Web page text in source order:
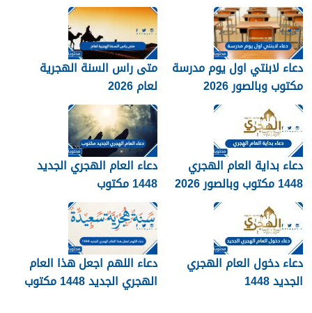
دعاء لابنتي اول يوم مدرسة
مكتوب وبالصور 2026
متى راس السنة الهجرية
لعام 2026
دعاء بداية العام الهجري
1448 مكتوب وبالصور 2026
دعاء العام الهجري الجديد
1448 مكتوب
دعاء دخول العام الهجري
الجديد 1448
دعاء اللهم اجعل هذا العام
الهجري الجديد 1448 مكتوب